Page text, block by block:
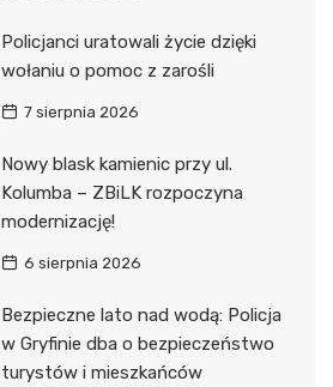
Policjanci uratowali życie dzięki
wołaniu o pomoc z zarośli
7 sierpnia 2026
Nowy blask kamienic przy ul.
Kolumba – ZBiLK rozpoczyna
modernizację!
6 sierpnia 2026
Bezpieczne lato nad wodą: Policja
w Gryfinie dba o bezpieczeństwo
turystów i mieszkańców